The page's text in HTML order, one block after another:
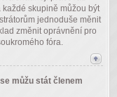
skupině můžou být
jednoduše měnit
změnit oprávnění pro
fóra.
můžu stát členem